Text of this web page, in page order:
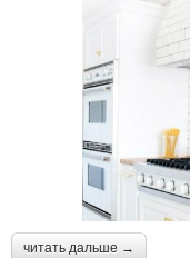
читать дальше →